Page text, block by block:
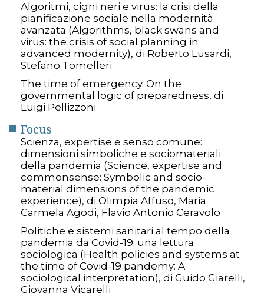
Algoritmi, cigni neri e virus: la crisi della
pianificazione sociale nella modernità
avanzata (Algorithms, black swans and
virus: the crisis of social planning in
advanced modernity), di Roberto Lusardi,
Stefano Tomelleri
The time of emergency. On the
governmental logic of preparedness, di
Luigi Pellizzoni
Focus
Scienza, expertise e senso comune:
dimensioni simboliche e sociomateriali
della pandemia (Science, expertise and
commonsense: Symbolic and socio-
material dimensions of the pandemic
experience), di Olimpia Affuso, Maria
Carmela Agodi, Flavio Antonio Ceravolo
Politiche e sistemi sanitari al tempo della
pandemia da Covid-19: una lettura
sociologica (Health policies and systems at
the time of Covid-19 pandemy: A
sociological interpretation), di Guido Giarelli,
Giovanna Vicarelli